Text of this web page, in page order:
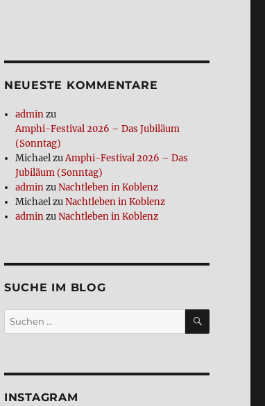
NEUE­STE KOM­MEN­TA­RE
adminzu
Amphi-Festi­val 2026 – Das Jubi­lä­um
(Sonn­tag)
MichaelzuAmphi-Festi­val 2026 – Das
Jubi­lä­um (Sonn­tag)
adminzuNacht­le­ben in Koblenz
MichaelzuNacht­le­ben in Koblenz
adminzuNacht­le­ben in Koblenz
SUCHE IM BLOG
Suchen
nach:
SUCHEN
INSTA­GRAM